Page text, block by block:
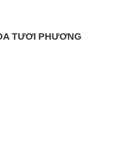
TƯƠI PHƯƠNG